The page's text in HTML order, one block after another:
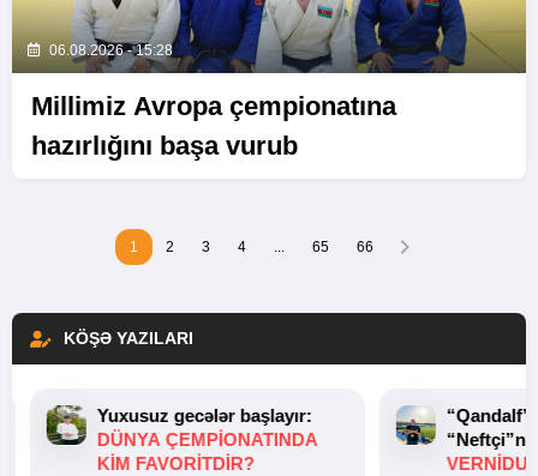
06.08.2026 - 15:28
Millimiz Avropa çempionatına
hazırlığını başa vurub
1 2 3 4 ... 65 66
KÖŞƏ YAZILARI
Yuxusuz gecələr başlayır:
DÜNYA ÇEMPIONATINDA
KIM FAVORITDIR?